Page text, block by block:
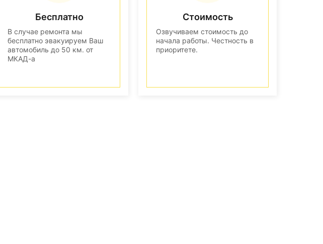
Бесплатно
В случае ремонта мы
бесплатно эвакуируем Ваш
автомобиль до 50 км. от
МКАД-а
Стоимость
Озвучиваем стоимость до
начала работы. Честность в
приоритете.